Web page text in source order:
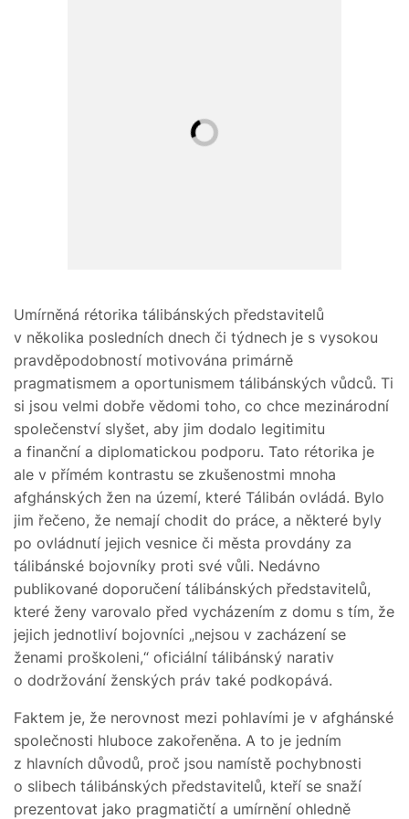
Umírněná rétorika tálibánských představitelů
v několika posledních dnech či týdnech je s vysokou
pravděpodobností motivována primárně
pragmatismem a oportunismem tálibánských vůdců. Ti
si jsou velmi dobře vědomi toho, co chce mezinárodní
společenství slyšet, aby jim dodalo legitimitu
a finanční a diplomatickou podporu. Tato rétorika je
ale v přímém kontrastu se zkušenostmi mnoha
afghánských žen na území, které Tálibán ovládá. Bylo
jim řečeno, že nemají chodit do práce, a některé byly
po ovládnutí jejich vesnice či města provdány za
tálibánské bojovníky proti své vůli. Nedávno
publikované doporučení tálibánských představitelů,
které ženy varovalo před vycházením z domu s tím, že
jejich jednotliví bojovníci „nejsou v zacházení se
ženami proškoleni,“ oficiální tálibánský narativ
o dodržování ženských práv také podkopává.
Faktem je, že nerovnost mezi pohlavími je v afghánské
společnosti hluboce zakořeněna. A to je jedním
z hlavních důvodů, proč jsou namístě pochybnosti
o slibech tálibánských představitelů, kteří se snaží
prezentovat jako pragmatičtí a umírnění ohledně